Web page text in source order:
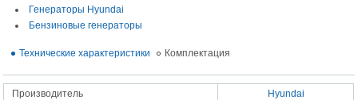
Генераторы Hyundai
Бензиновые генераторы
Технические характеристики Комплектация
Производитель
Hyundai